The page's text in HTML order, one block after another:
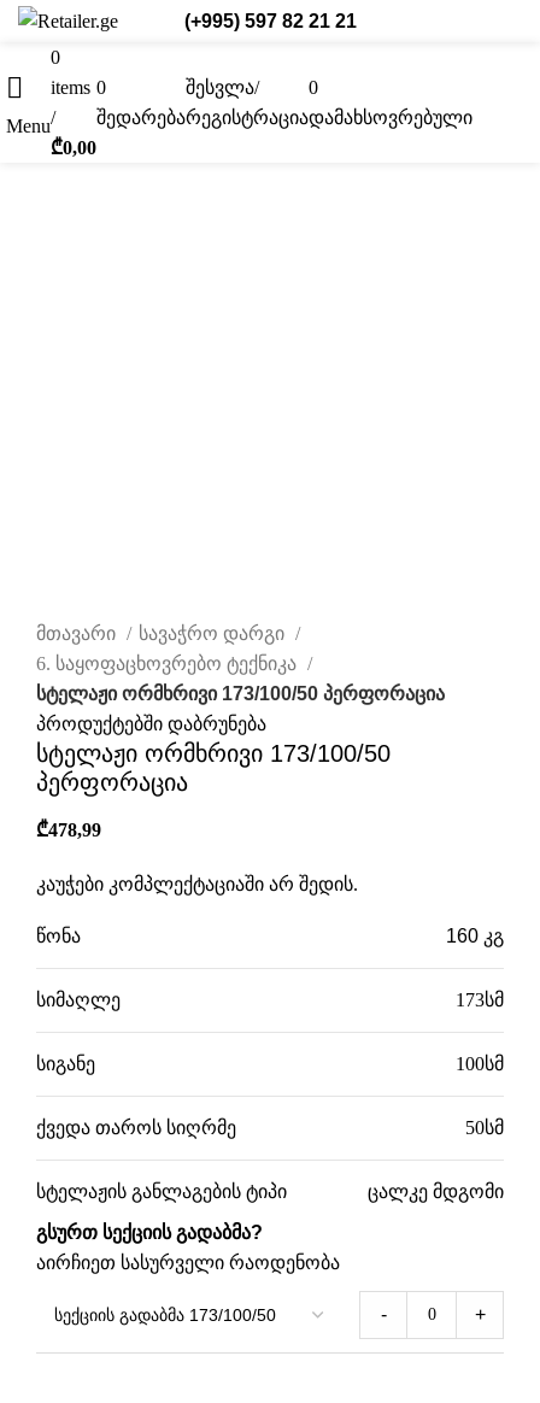
(+995) 597 82 21 21
Menu
0
items
/
₾0,00
0
შედარება
შესვლა/
რეგისტრაცია
0
დამახსოვრებული
მთავარი
სავაჭრო დარგი
6. საყოფაცხოვრებო ტექნიკა
სტელაჟი ორმხრივი 173/100/50 პერფორაცია
პროდუქტებში დაბრუნება
სტელაჟი ორმხრივი 173/100/50
პერფორაცია
₾478,99
კაუჭები კომპლექტაციაში არ შედის.
წონა 160 კგ
სიმაღლე 173სმ
სიგანე 100სმ
ქვედა თაროს სიღრმე 50სმ
სტელაჟის განლაგების ტიპი
ცალკე მდგომი
გსურთ სექციის გადაბმა?
აირჩიეთ სასურველი რაოდენობა
- +